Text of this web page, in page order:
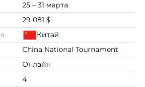
25 – 31 марта
29 081 $
Китай
China National Tournament
Онлайн
4